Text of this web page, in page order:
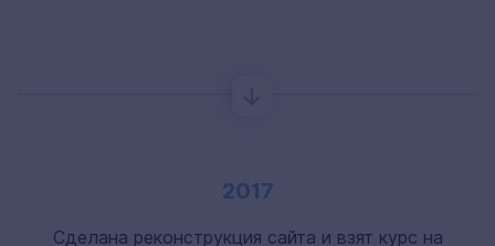
2017
Сделана реконструкция сайта и взят курс на